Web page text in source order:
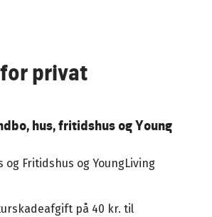
privat
hus, fritidshus og Young
og Fritidshus og YoungLiving
på 40 kr. til